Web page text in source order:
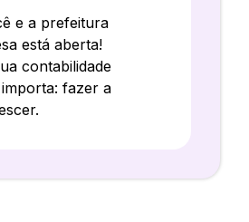
e a prefeitura
está aberta!
contabilidade
fazer a